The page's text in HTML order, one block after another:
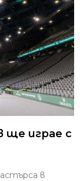
ще играе с
в